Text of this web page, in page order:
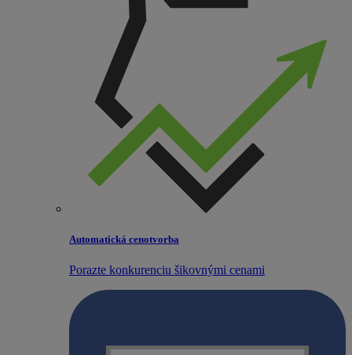
Automatická cenotvorba
Porazte konkurenciu šikovnými cenami